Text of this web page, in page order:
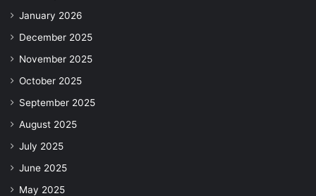
January 2026
December 2025
November 2025
October 2025
September 2025
August 2025
July 2025
June 2025
May 2025